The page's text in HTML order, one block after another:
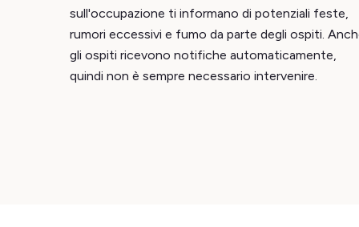
sull'occupazione ti informano di potenziali feste,
rumori eccessivi e fumo da parte degli ospiti.
gli ospiti ricevono notifiche automaticamente,
quindi non è sempre necessario intervenire.